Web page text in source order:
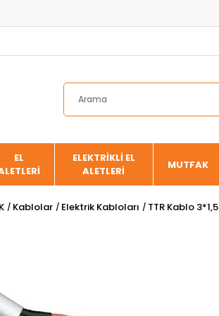
EL
ELEKTRİKLİ EL
ALETLERİ
MUTFAK
Kablolar Elektrik Kabloları TTR Kablo 3*1,5